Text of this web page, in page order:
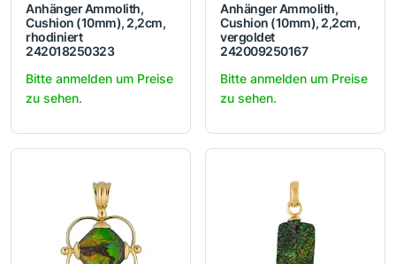
Anhänger Ammolith,
Cushion (10mm), 2,2cm,
rhodiniert
242018250323
Bitte anmelden um Preise
zu sehen.
Anhänger Ammolith,
Cushion (10mm), 2,2cm,
vergoldet
242009250167
Bitte anmelden um Preise
zu sehen.